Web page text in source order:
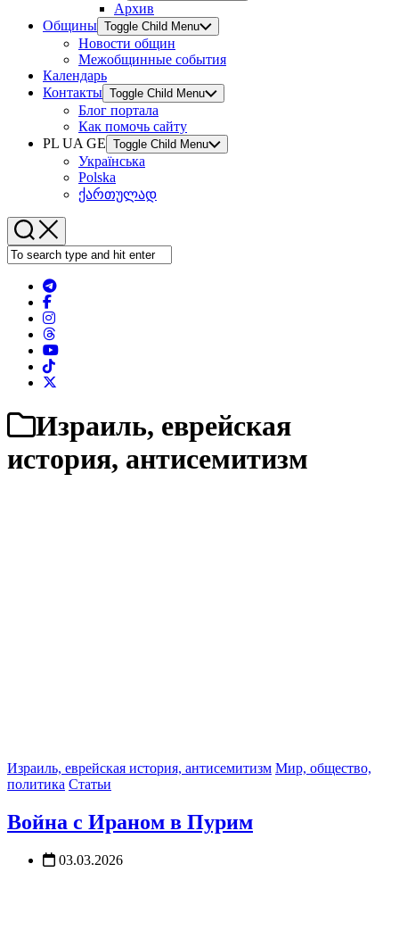
Архив
Общины Toggle Child Menu
Новости общин
Межобщинные события
Календарь
Контакты Toggle Child Menu
Блог портала
Как помочь сайту
PL UA GE Toggle Child Menu
Українська
Polska
ქართულად
Израиль, еврейская
история, антисемитизм
Израиль, еврейская история, антисемитизм Мир, общество,
политика Статьи
Война с Ираном в Пурим
03.03.2026